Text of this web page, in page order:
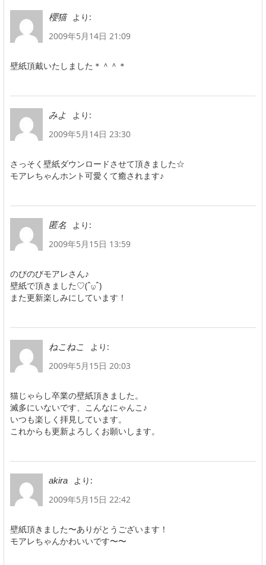
櫻猫
より:
2009年5月14日 21:09
壁紙頂戴いたしました＊＾＾＊
みよ
より:
2009年5月14日 23:30
さっそく壁紙ダウンロードさせて頂きました☆
モアレちゃんホント可愛くて癒されます♪
匿名
より:
2009年5月15日 13:59
のびのびモアレさん♪
壁紙で頂きました♡(ˆ⍹ˆ)
また更新楽しみにしています！
ねこねこ
より:
2009年5月15日 20:03
猫じゃらし卒業の壁紙頂きました。
滅多にいないです、こんなにゃんこ♪
いつも楽しく拝見しています。
これからも更新よろしくお願いします。
akira
より:
2009年5月15日 22:42
壁紙頂きました〜ありがとうございます！
モアレちゃんかわいいです〜〜